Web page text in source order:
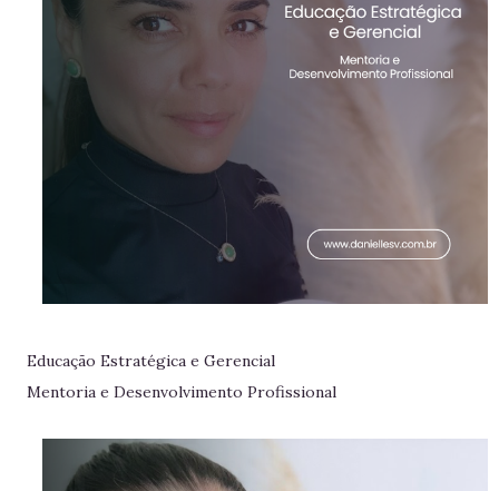
Educação Estratégica e Gerencial
Mentoria e Desenvolvimento Profissional